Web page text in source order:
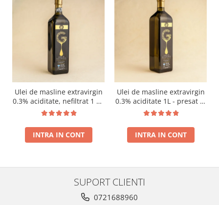
Ulei de masline extravirgin
0.3% aciditate, nefiltrat 1 L -
presat la rece RECOLTA
INTRA IN CONT
Ulei de masline extravirgin
0.3% aciditate 1L - presat la
rece RECOLTA NOUA
INTRA IN CONT
SUPORT CLIENTI
0721688960